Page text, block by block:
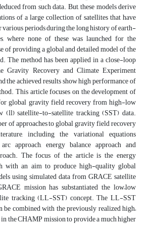
from such data. But, these models derive
of a large collection of satellites that have
various periods during the long history of earth-
where none of these was launched for the
of providing a global and detailed model of the
The method has been applied in a close-loop
Gravity Recovery and Climate Experiment
the achieved results show high performance of
This article focuses on the development of
global gravity field recovery from high-low
satellite-to-satellite tracking (SST) data.
of approaches to global gravity field recovery
including the variational equations
approach, energy balance approach and
The focus of the article is the energy
with an aim to produce high-quality global
using simulated data from GRACE satellite
mission has substantiated the low–low
tracking (LL-SST) concept. The LL-SST
combined with the previously realized high–
the CHAMP mission to provide a much higher